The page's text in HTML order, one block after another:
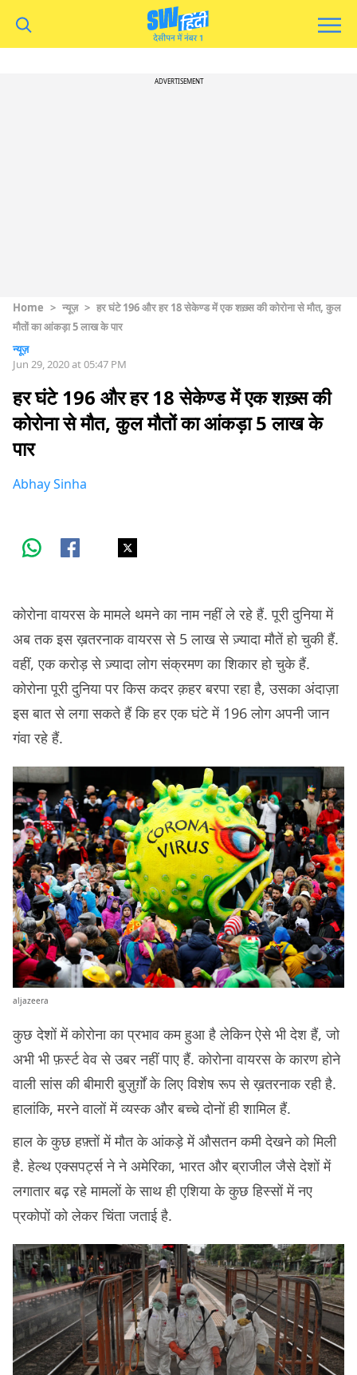
ADVERTISEMENT
Home > न्यूज़ > हर घंटे 196 और हर 18 सेकेण्ड में एक शख़्स की कोरोना से मौत, कुल
मौतों का आंकड़ा 5 लाख के पार
न्यूज़
Jun 29, 2020 at 05:47 PM
हर घंटे 196 और हर 18 सेकेण्ड में एक शख़्स की
कोरोना से मौत, कुल मौतों का आंकड़ा 5 लाख के
पार
Abhay Sinha
कोरोना वायरस के मामले थमने का नाम नहीं ले रहे हैं. पूरी दुनिया में
अब तक इस ख़तरनाक वायरस से 5 लाख से ज़्यादा मौतें हो चुकी हैं.
वहीं, एक करोड़ से ज़्यादा लोग संक्रमण का शिकार हो चुके हैं.
कोरोना पूरी दुनिया पर किस कदर क़हर बरपा रहा है, उसका अंदाज़ा
इस बात से लगा सकते हैं कि हर एक घंटे में 196 लोग अपनी जान
गंवा रहे हैं.
aljazeera
कुछ देशों में कोरोना का प्रभाव कम हुआ है लेकिन ऐसे भी देश हैं, जो
अभी भी फ़र्स्ट वेव से उबर नहीं पाए हैं. कोरोना वायरस के कारण होने
वाली सांस की बीमारी बुज़ुर्ग़ों के लिए विशेष रूप से ख़तरनाक रही है.
हालांकि, मरने वालों में व्यस्क और बच्चे दोनों ही शामिल हैं.
हाल के कुछ हफ़्तों में मौत के आंकड़े में औसतन कमी देखने को मिली
है. हेल्थ एक्सपर्ट्स ने ने अमेरिका, भारत और ब्राजील जैसे देशों में
लगातार बढ़ रहे मामलों के साथ ही एशिया के कुछ हिस्सों में नए
प्रकोपों को लेकर चिंता जताई है.